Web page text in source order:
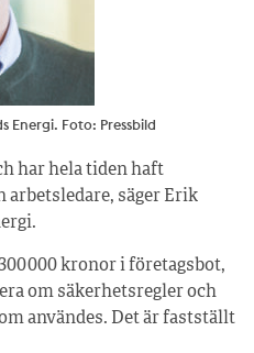
Energi. Foto: Pressbild
har hela tiden haft
säger Erik
000 kronor i företagsbot,
om säkerhetsregler och
användes. Det är fastställt